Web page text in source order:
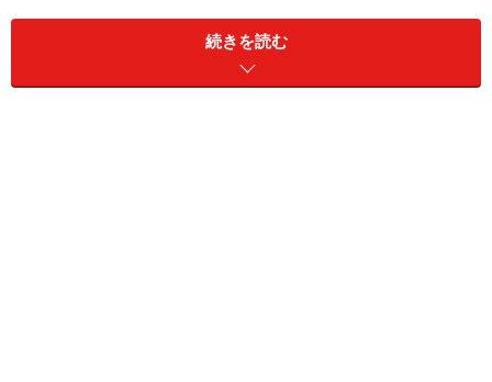
ビールを飲みたいときは、レストランもし
くはバーへ
続きを読む